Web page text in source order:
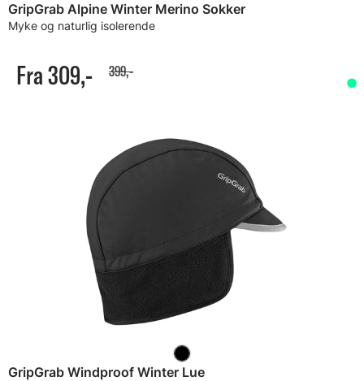
GripGrab Alpine Winter Merino Sokker
Myke og naturlig isolerende
Fra 309,- 399,-
GripGrab Windproof Winter Lue